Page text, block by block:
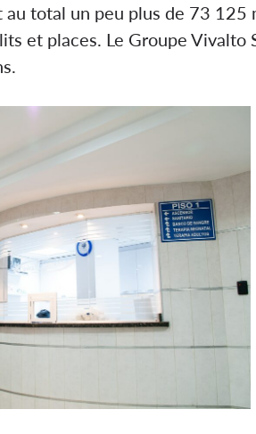
total un peu plus de 73 125
et places. Le Groupe Vivalto